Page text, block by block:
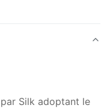
Silk adoptant le